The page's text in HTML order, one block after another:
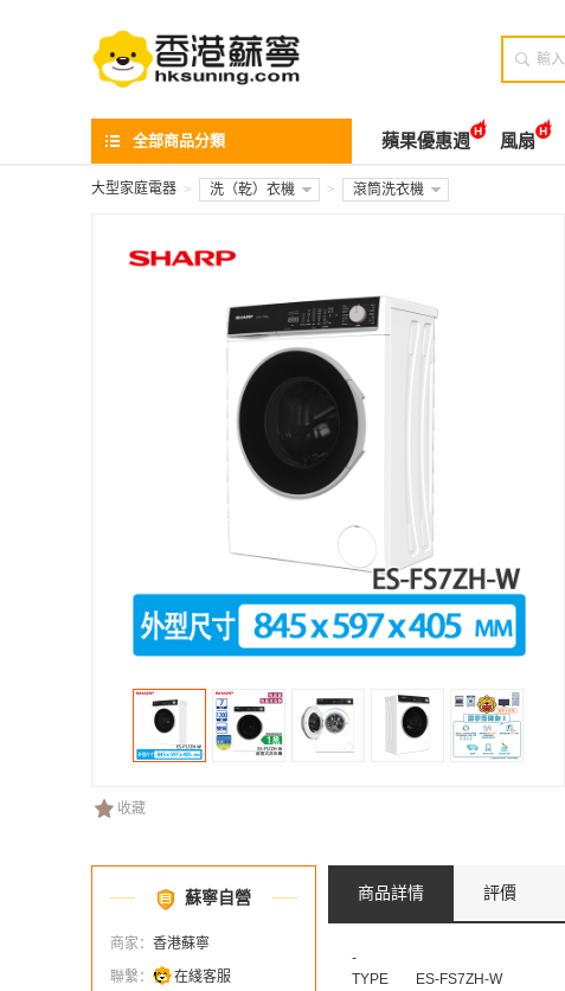

全部商品分類 蘋果優惠週 風扇
大型家庭電器 > 洗（乾）衣機 > 滾筒洗衣機
收藏
蘇寧自營
商家： 香港蘇寧
聯繫：
在綫客服
商品詳情 評價
-
TYPE
ES-FS7ZH-W